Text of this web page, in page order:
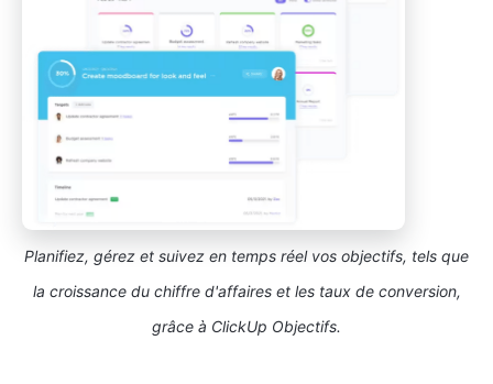
Planifiez, gérez et suivez en temps réel vos objectifs, tels que
la croissance du chiffre d'affaires et les taux de conversion,
grâce à ClickUp Objectifs.